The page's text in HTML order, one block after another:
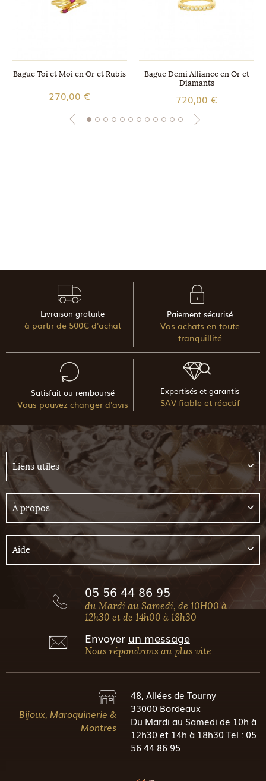
Bague Toi et Moi en Or et Rubis
270,00 €
Bague Demi Alliance en Or et
Diamants
720,00 €
Livraison gratuite
à partir de 500€ d'achat
Paiement sécurisé
Vos achats en toute
tranquillité
Satisfait ou remboursé
Vous pouvez changer d'avis
Expertisés et garantis
SAV fiable et réactif
Liens utiles
À propos
Aide
05 56 44 86 95
du Mardi au Samedi, de 10H00 à
12h30 et de 14h00 à 18h30
Envoyer un message
Nous répondrons au plus vite
Bijoux, Maroquinerie &
Montres
48, Allées de Tourny
33000 Bordeaux
Du Mardi au Samedi de 10h à
12h30 et 14h à 18h30 Tel : 05
56 44 86 95